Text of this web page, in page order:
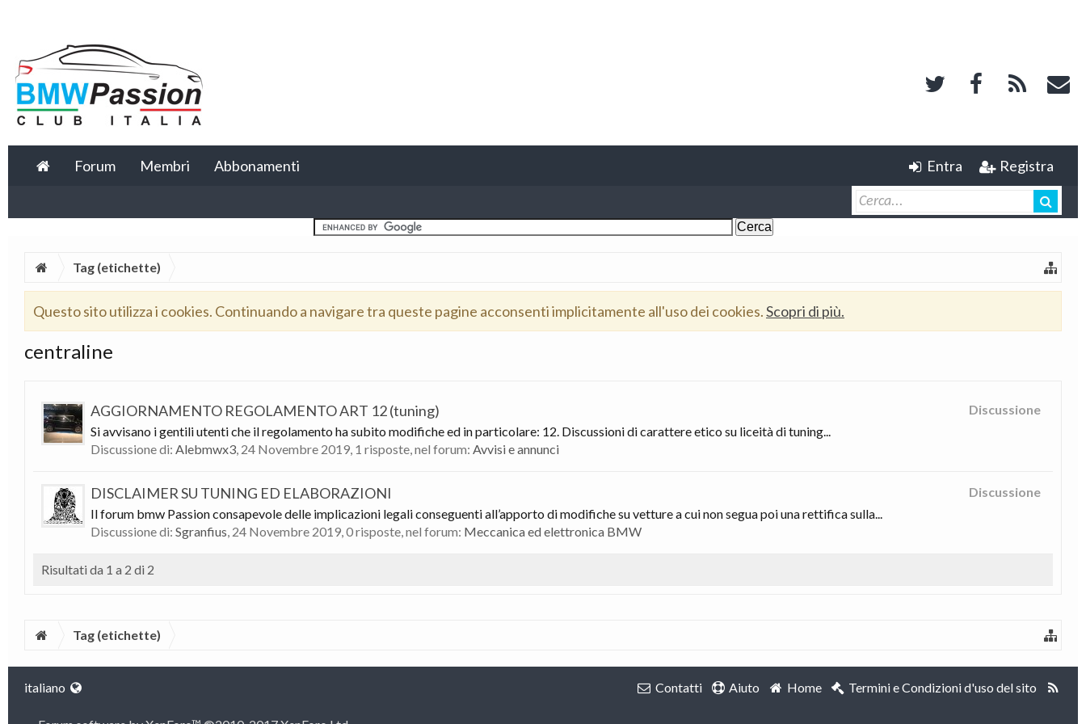
Forum Membri Abbonamenti Entra Registra
Tag (etichette)
Questo sito utilizza i cookies. Continuando a navigare tra queste pagine acconsenti implicitamente all'uso dei cookies.Scopri di più.
centraline
Discussione
AGGIORNAMENTO REGOLAMENTO ART 12 (tuning)
Si avvisano i gentili utenti che il regolamento ha subito modifiche ed in particolare: 12. Discussioni di carattere etico su liceità di tuning...
Discussione di: Alebmwx3, 24 Novembre 2019, 1 risposte, nel forum: Avvisi e annunci
Discussione
DISCLAIMER SU TUNING ED ELABORAZIONI
Il forum bmw Passion consapevole delle implicazioni legali conseguenti all’apporto di modifiche su vetture a cui non segua poi una rettifica sulla...
Discussione di: Sgranfius, 24 Novembre 2019, 0 risposte, nel forum: Meccanica ed elettronica BMW
Risultati da 1 a 2 di 2
Tag (etichette)
italiano Contatti Aiuto Home Termini e Condizioni d'uso del sito